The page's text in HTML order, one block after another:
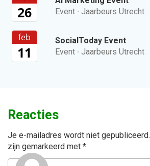
26
Event · Jaarbeurs Utrecht
feb
11
SocialToday Event
Event · Jaarbeurs Utrecht
Reacties
Je e-mailadres wordt niet gepubliceerd.
zijn gemarkeerd met *